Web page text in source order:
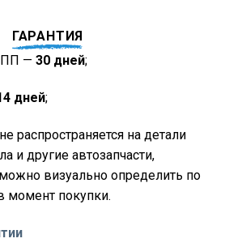
ГАРАНТИЯ
— 30 дней;
дней;
распространяется на детали
и другие автозапчасти,
визуально определить по
момент покупки.